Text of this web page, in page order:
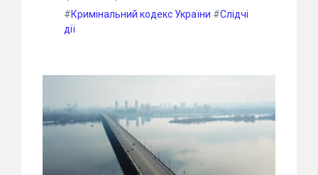
#Кримінальний кодекс України #Слідчі
дії